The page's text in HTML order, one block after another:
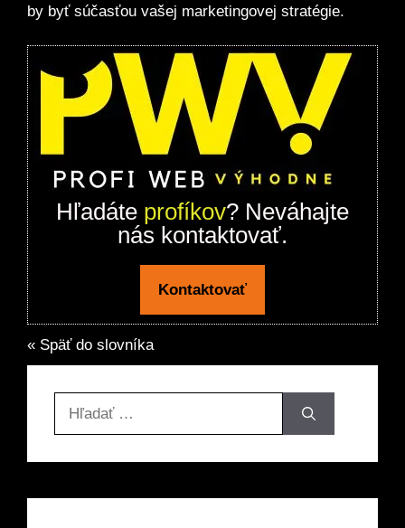
by byť súčasťou vašej marketingovej stratégie.
Hľadáte profíkov? Neváhajte
nás kontaktovať.
Kontaktovať
« Späť do slovníka